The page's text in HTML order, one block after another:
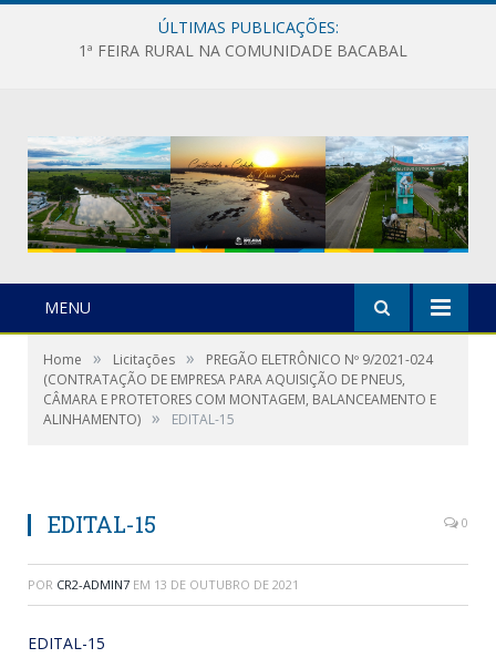
ÚLTIMAS PUBLICAÇÕES:
1ª FEIRA RURAL NA COMUNIDADE BACABAL
MENU
Home » Licitações »
PREGÃO ELETRÔNICO Nº 9/2021-024
(CONTRATAÇÃO DE EMPRESA PARA AQUISIÇÃO DE PNEUS,
CÂMARA E PROTETORES COM MONTAGEM, BALANCEAMENTO E
ALINHAMENTO) » EDITAL-15
EDITAL-15 0
POR CR2-ADMIN7 EM 13 DE OUTUBRO DE 2021
EDITAL-15